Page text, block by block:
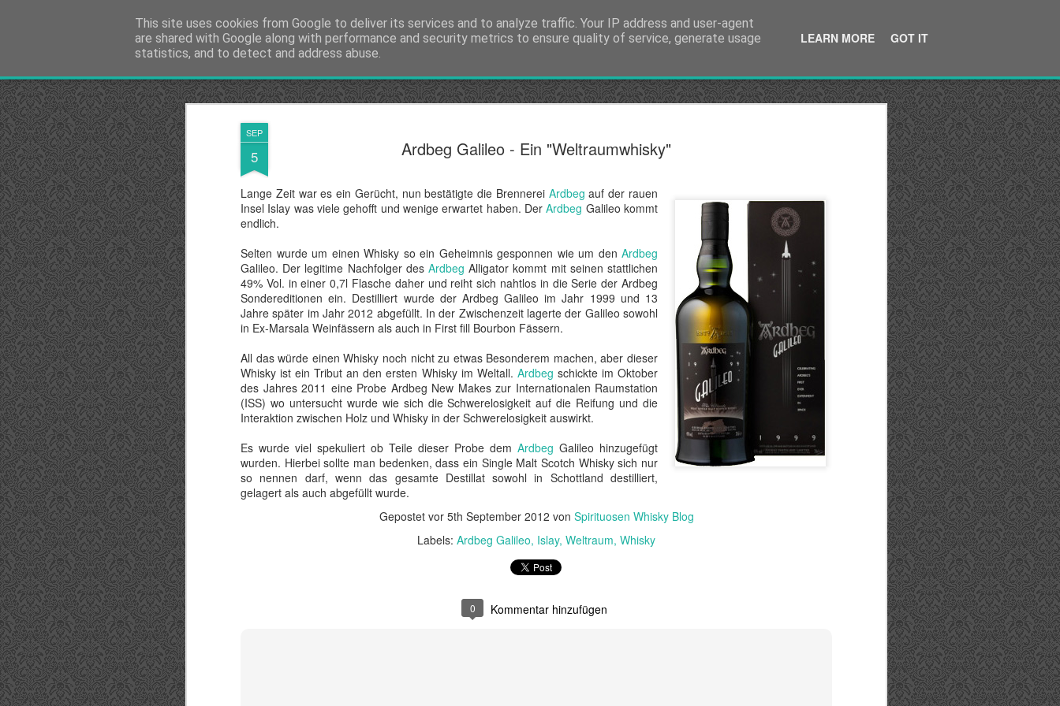
SEP
5 Ardbeg Galileo - Ein "Weltraumwhisky"
Lange Zeit war es ein Gerücht, nun bestätigte die Brennerei Ardbeg auf der rauen
Insel Islay was viele gehofft und wenige erwartet haben. DerArdbeg Galileo kommt
endlich.
Selten wurde um einen Whisky so ein Geheimnis gesponnen wie um den Ardbeg
Galileo. Der legitime Nachfolger des Ardbeg Alligator kommt mit seinen stattlichen
49% Vol. in einer 0,7l Flasche daher und reiht sich nahtlos in die Serie der Ardbeg
Sondereditionen ein. Destilliert wurde der Ardbeg Galileo im Jahr 1999 und 13
Jahre später im Jahr 2012 abgefüllt. In der Zwischenzeit lagerte der Galileo sowohl
in Ex-Marsala Weinfässern als auch in First fill Bourbon Fässern.
All das würde einen Whisky noch nicht zu etwas Besonderem machen, aber dieser
Whisky ist ein Tribut an den ersten Whisky im Weltall. Ardbeg schickte im Oktober
des Jahres 2011 eine Probe Ardbeg New Makes zur Internationalen Raumstation
(ISS) wo untersucht wurde wie sich die Schwerelosigkeit auf die Reifung und die
Interaktion zwischen Holz und Whisky in der Schwerelosigkeit auswirkt.
Es wurde viel spekuliert ob Teile dieser Probe dem Ardbeg Galileo hinzugefügt
wurden. Hierbei sollte man bedenken, dass ein Single Malt Scotch Whisky sich nur
so nennen darf, wenn das gesamte Destillat sowohl in Schottland destilliert,
gelagert als auch abgefüllt wurde.
Gepostet vor 5th September 2012 von Spirituosen Whisky Blog
Labels: Ardbeg Galileo Islay Weltraum Whisky
0 Kommentar hinzufügen
This site uses cookies from Google to deliver its services and to analyze traffic. Your IP address and user-agent
are shared with Google along with performance and security metrics to ensure quality of service, generate usage
statistics, and to detect and address abuse.
LEARN MORE GOT IT
Spirituosen Whisky Blog
10
Nachdem wir in den letzten Wochen sieben verschiedene
Tequila genau kommt und dafür müssen wir den Blick nach Mexiko
und nach Kalifornien richten. Alle Informationen in diesem Bericht
stammen direkt vom Lieferanten.
Die Tequila Marke AsomBroso wurde von Ricardo Gamarra
gegründet, nachdem er um die Jahrtausendwende im Städtchen
Rosarito einen jahrelang gelagerten Tequila probiert hatte. In diesem
kleinen Dorf, das ca. 20 km von Tijuana (und somit der
Amerikanisch-Mexikanischen Grenze) entfernt liegt, besuchte er ein
Wirtshaus, von dessen Besitzer er einen Tequila aus dem Fass
seiner eigenen Familien Reserve serviert bekam.
MAR
30
Nachdem im ersten Teil dieses
Tastings sich mit den Sorten
AsomBroso La Rosa Reposado,
Gran Reserva 5 Jahre Extra Anejo
und El Carbonzado 6 Jahre Extra
Anejo befasst hat, kommen wir
nun zur Basis des AsomBroso
Es ist schon erstaunlich, wenn
OCT
Die Geschichte von Eden Mill ist